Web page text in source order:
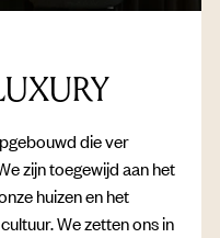
die ver
zijn toegewijd aan het
huizen en het
We zetten ons in